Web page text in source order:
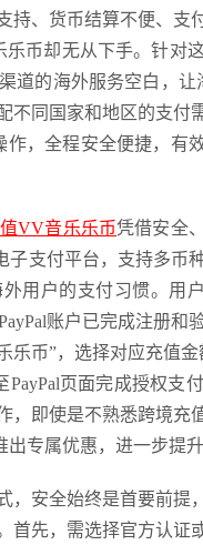
持、货币结算不便、支
币却无从下手。针对
道的海外服务空白，
不同国家和地区的支付
，全程安全便捷，有
值VV音乐乐币凭借安全
子支付平台，支持多币
用户的支付习惯。用
账户已完成注册
乐币”，选择对应充值
PayPal页面完成授权支
，即使是不熟悉跨境充
出专属优惠，进一步提
，安全始终是首要前提
首先，需选择官方认证